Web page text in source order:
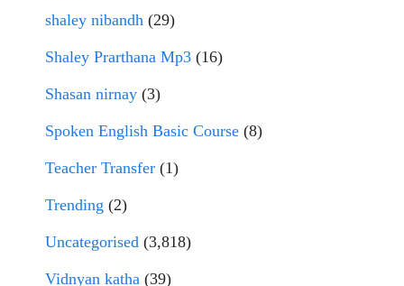
shaley nibandh (29)
Shaley Prarthana Mp3 (16)
Shasan nirnay (3)
Spoken English Basic Course (8)
Teacher Transfer (1)
Trending (2)
Uncategorised (3,818)
Vidnyan katha (39)